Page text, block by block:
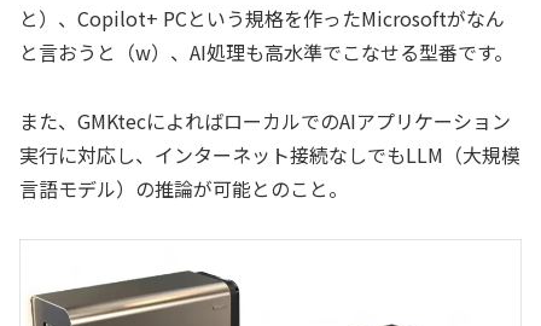
と）、Copilot+ PCという規格を作ったMicrosoftがなん
と言おうと（w）、AI処理も高水準でこなせる型番です。
また、GMKtecによればローカルでのAIアプリケーション
実行に対応し、インターネット接続なしでもLLM（大規模
言語モデル）の推論が可能とのこと。